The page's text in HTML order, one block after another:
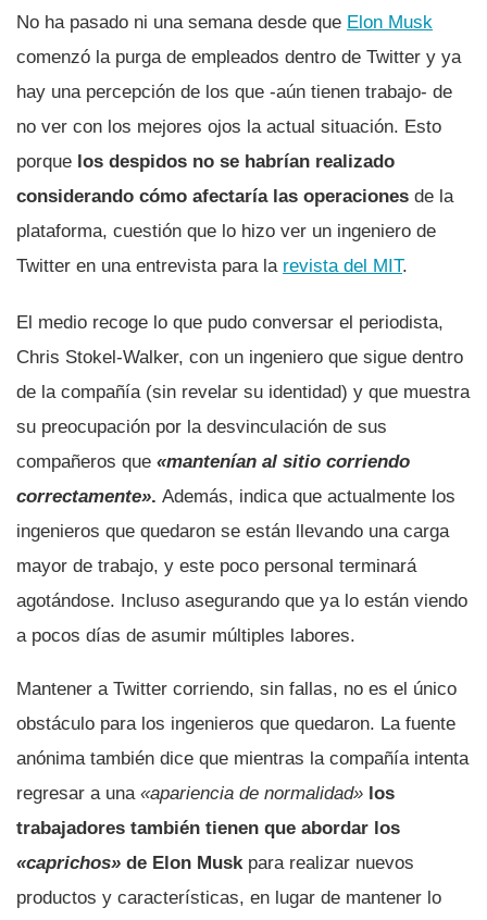
No ha pasado ni una semana desde que Elon Musk
comenzó la purga de empleados dentro de Twitter y ya
hay una percepción de los que -aún tienen trabajo- de
no ver con los mejores ojos la actual situación. Esto
porque los despidos no se habrían realizado
considerando cómo afectaría las operaciones de la
plataforma, cuestión que lo hizo ver un ingeniero de
Twitter en una entrevista para la revista del MIT.
El medio recoge lo que pudo conversar el periodista,
Chris Stokel-Walker, con un ingeniero que sigue dentro
de la compañía (sin revelar su identidad) y que muestra
su preocupación por la desvinculación de sus
compañeros que «mantenían al sitio corriendo
correctamente». Además, indica que actualmente los
ingenieros que quedaron se están llevando una carga
mayor de trabajo, y este poco personal terminará
agotándose. Incluso asegurando que ya lo están viendo
a pocos días de asumir múltiples labores.
Mantener a Twitter corriendo, sin fallas, no es el único
obstáculo para los ingenieros que quedaron. La fuente
anónima también dice que mientras la compañía intenta
regresar a una «apariencia de normalidad» los
trabajadores también tienen que abordar los
«caprichos» de Elon Musk para realizar nuevos
productos y características, en lugar de mantener lo